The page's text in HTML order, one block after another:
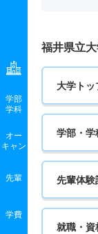
学部
学科
オー
キャン
先輩
学費
福井県立
大学トッ
学部・学
先輩体験
就職・資